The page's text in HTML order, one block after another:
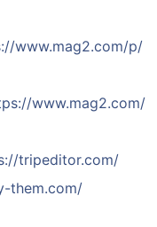
www.mag2.com/p/
www.mag2.com/
tripeditor.com/
them.com/